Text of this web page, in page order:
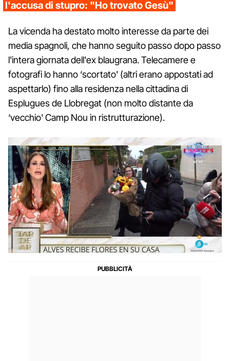
l'accusa di stupro: "Ho trovato Gesù"
La vicenda ha destato molto interesse da parte dei
media spagnoli, che hanno seguito passo dopo passo
l'intera giornata dell'ex blaugrana. Telecamere e
fotografi lo hanno ‘scortato' (altri erano appostati ad
aspettarlo) fino alla residenza nella cittadina di
Esplugues de Llobregat (non molto distante da
‘vecchio' Camp Nou in ristrutturazione).